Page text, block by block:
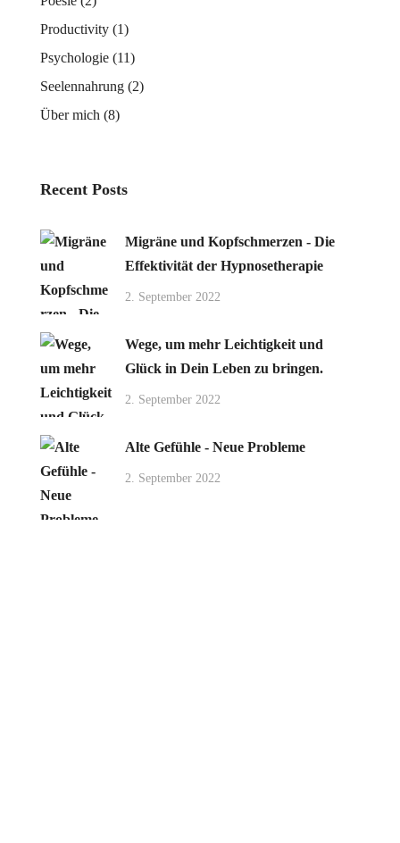
Productivity (1)
Psychologie (11)
Seelennahrung (2)
Über mich (8)
Recent Posts
Migräne und Kopfschmerzen - Die
Effektivität der Hypnosetherapie
2. September 2022
Wege, um mehr Leichtigkeit und
Glück in Dein Leben zu bringen.
2. September 2022
Alte Gefühle - Neue Probleme
2. September 2022